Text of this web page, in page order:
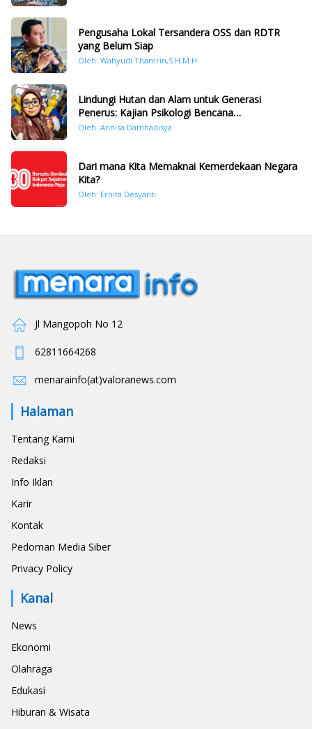
Pengusaha Lokal Tersandera OSS dan RDTR
yang Belum Siap
Oleh: Wahyudi Thamrin,S.H.M.H.
Lindungi Hutan dan Alam untuk Generasi
Penerus: Kajian Psikologi Bencana
Hidrometeorologi di Sumatera Pasca Tragedi
Oleh: Annisa Damhadisya
Dari mana Kita Memaknai Kemerdekaan Negara
Kita?
Oleh: Ernita Desyanti
Jl Mangopoh No 12
62811664268
menarainfo(at)valoranews.com
Halaman
Tentang Kami
Redaksi
Info Iklan
Karir
Kontak
Pedoman Media Siber
Privacy Policy
Kanal
News
Ekonomi
Olahraga
Edukasi
Hiburan & Wisata